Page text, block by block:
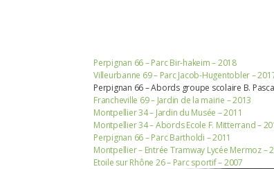
Perpignan 66 – Parc Bir-hakeim – 2018
Villeurbanne 69 – Parc Jacob-Hugentobler –
Perpignan 66 – Abords groupe scolaire B.
Francheville 69 – Jardin de la mairie – 2013
Montpellier 34 – Jardin du Musée – 2011
Montpellier 34 – Abords Ecole F. Mitterrand –
Perpignan 66 – Parc Bartholdi – 2011
Montpellier – Entrée Tramway Lycée Mermoz –
Etoile sur Rhône 26 – Parc sportif – 2007